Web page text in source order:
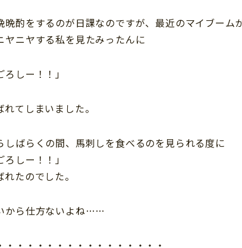
晩酌をするのが日課なのですが、最近のマイブーム
ヤニヤする私を見たみったんに
ろしー！！」
れてしまいました。
しばらくの間、馬刺しを食べるのを見られる度に
ろしー！！」
れたのでした。
から仕方ないよね……